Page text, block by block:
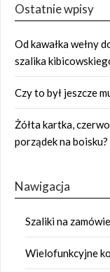
Ostatnie wpisy
Od kawałka wełny
szalika
Czy to był jeszcze
Żółta kartka,
porządek na boisku?
Nawigacja
Szaliki na
Wielofunkcyjne